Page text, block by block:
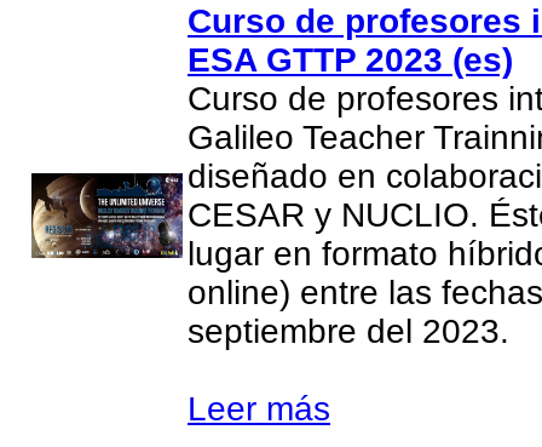
Curso de profesores
ESA GTTP 2023 (es)
Curso de profesores
Galileo Teacher
diseñado en
CESAR y NUCLIO.
lugar en formato
online) entre las
septiembre del 2023.
Leer más